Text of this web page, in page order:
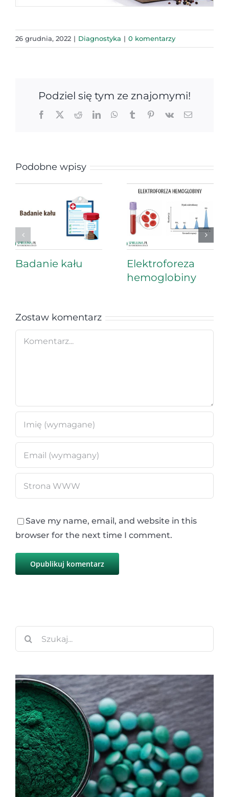
26 grudnia, 2022 | Diagnostyka | 0 komentarzy
Podziel się tym ze znajomymi!
Facebook
X RedditLinkedInWhatsApp
TumblrPinterest
Vk Email
Podobne wpisy
Badanie kału
Elektroforeza
hemoglobiny
Zostaw komentarz
Comment
Save my name, email, and website in this
browser for the next time I comment.